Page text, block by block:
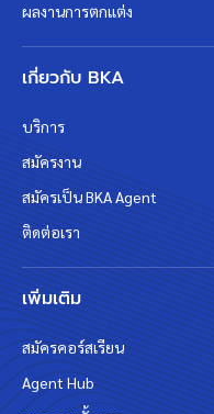
ผลงานการตกแต่ง
เกี่ยวกับ BKA
บริการ
สมัครงาน
สมัครเป็น BKA Agent
ติดต่อเรา
เพิ่มเติม
สมัครคอร์สเรียน
Agent Hub